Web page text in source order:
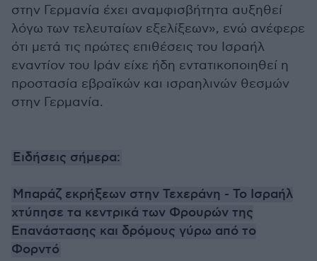
στην Γερμανία έχει αναμφισβήτητα αυξηθεί
λόγω των τελευταίων εξελίξεων», ενώ ανέφερε
ότι μετά τις πρώτες επιθέσεις του Ισραήλ
εναντίον του Ιράν είχε ήδη εντατικοποιηθεί η
προστασία εβραϊκών και ισραηλινών θεσμών
στην Γερμανία.
Ειδήσεις σήμερα:
Μπαράζ εκρήξεων στην Τεχεράνη - Το Ισραήλ
χτύπησε τα κεντρικά των Φρουρών της
Επανάστασης και δρόμους γύρω από το
Φορντό